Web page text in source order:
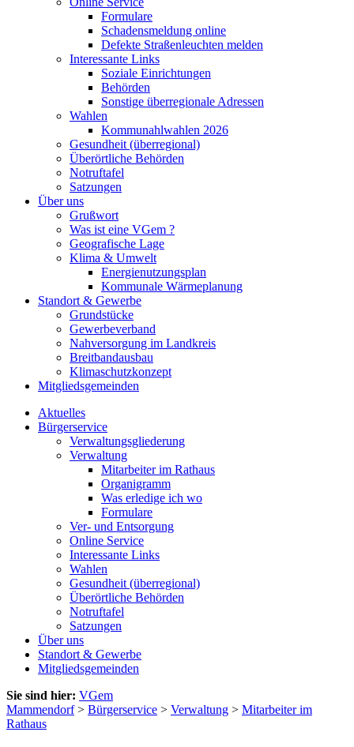
Formulare
Schadensmeldung online
Defekte Straßenleuchten melden
Interessante Links
Soziale Einrichtungen
Behörden
Sonstige überregionale Adressen
Wahlen
Kommunahlwahlen 2026
Gesundheit (überregional)
Überörtliche Behörden
Notruftafel
Satzungen
Über uns
Grußwort
Was ist eine VGem ?
Geografische Lage
Klima & Umwelt
Energienutzungsplan
Kommunale Wärmeplanung
Standort & Gewerbe
Grundstücke
Gewerbeverband
Nahversorgung im Landkreis
Breitbandausbau
Klimaschutzkonzept
Mitgliedsgemeinden
Aktuelles
Bürgerservice
Verwaltungsgliederung
Verwaltung
Mitarbeiter im Rathaus
Organigramm
Was erledige ich wo
Formulare
Ver- und Entsorgung
Online Service
Interessante Links
Wahlen
Gesundheit (überregional)
Überörtliche Behörden
Notruftafel
Satzungen
Über uns
Standort & Gewerbe
Mitgliedsgemeinden
Sie sind hier: VGem
Mammendorf> Bürgerservice > Verwaltung > Mitarbeiter im
Rathaus